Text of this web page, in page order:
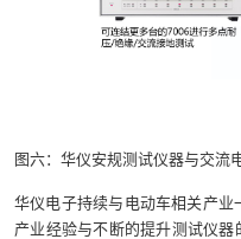
图六：华仪安规测试仪器与交流
华仪电子持续与电动车相关产
产业经验与不断的提升测试仪